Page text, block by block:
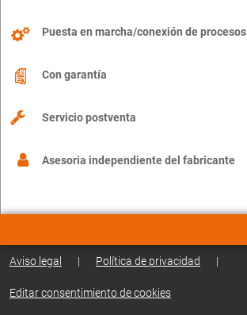
Puesta en marcha/conexión de procesos
Con garantía
Servicio postventa
Asesoria independiente del fabricante
Aviso legal | Política de privacidad |
Editar consentimiento de cookies